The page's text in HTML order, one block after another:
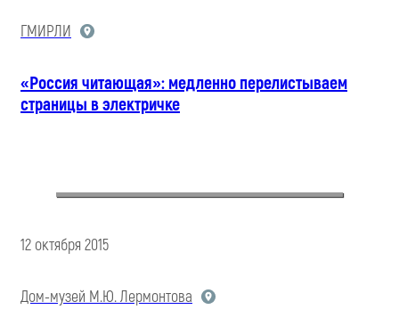
ГМИРЛИ
«Россия читающая»: медленно перелистываем
страницы в электричке
12 октября 2015
Дом-музей М.Ю. Лермонтова